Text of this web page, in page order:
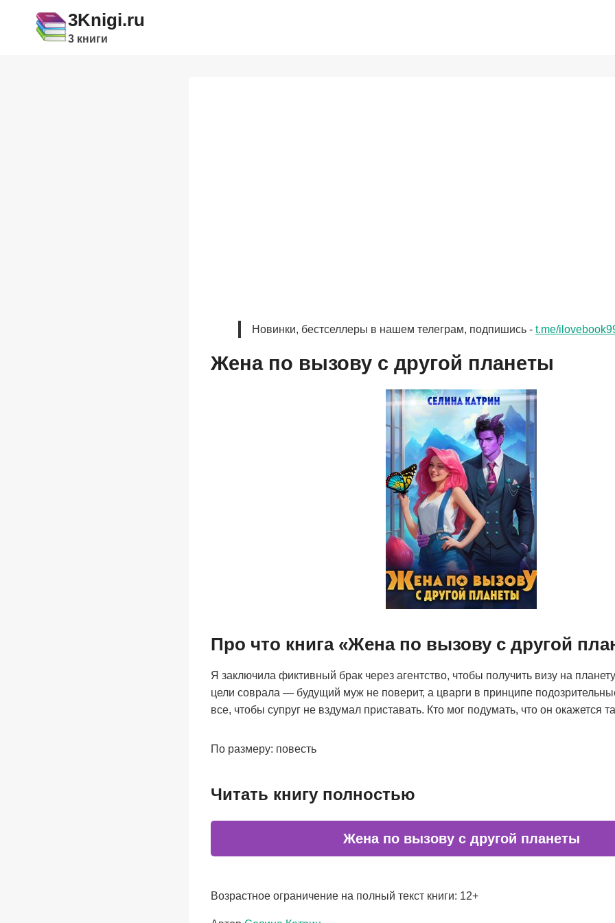
содержимому
3Knigi.ru
3 книги
Новинки, бестселлеры в нашем телеграм, подпишись - t.me/
Жена по вызову с другой планеты
Про что книга «Жена по вызову с другой
Я заключила фиктивный брак через агентство, чтобы получить визу на
цели соврала — будущий муж не поверит, а цварги в принципе
все, чтобы супруг не вздумал приставать. Кто мог подумать, что он окажется
По размеру: повесть
Читать книгу полностью
Жена по вызову с другой планеты
Возрастное ограничение на полный текст книги: 12+